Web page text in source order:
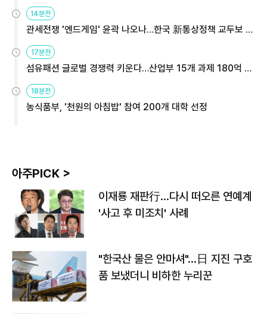
14분전
관세전쟁 '엔드게임' 윤곽 나오나…한국 新통상정책 교두보 활
용해야
17분전
섬유패션 글로벌 경쟁력 키운다…산업부 15개 과제 180억 지
원
18분전
농식품부, '천원의 아침밥' 참여 200개 대학 선정
아주PICK >
이재룡 재판行…다시 떠오른 연예계
'사고 후 미조치' 사례
"한국산 물은 안마셔"…日 지진 구호
품 보냈더니 비하한 누리꾼